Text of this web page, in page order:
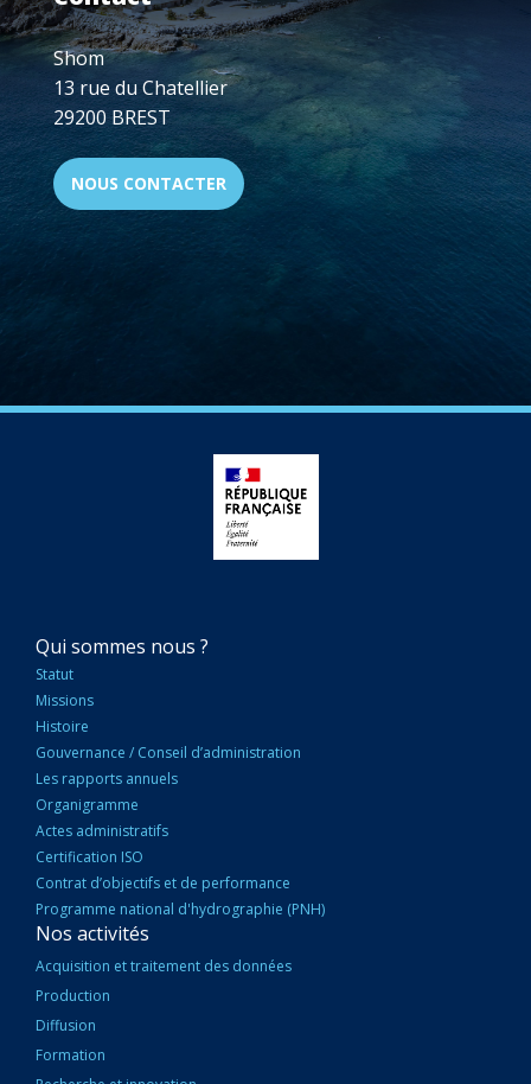
Shom
13 rue du Chatellier
29200 BREST
NOUS CONTACTER
NAVIGATION
PRINCIPALE
Qui sommes nous ?
Statut
Missions
Histoire
Gouvernance / Conseil d’administration
Les rapports annuels
Organigramme
Actes administratifs
Certification ISO
Contrat d’objectifs et de performance
Programme national d'hydrographie (PNH)
Nos activités
Acquisition et traitement des données
Production
Diffusion
Formation